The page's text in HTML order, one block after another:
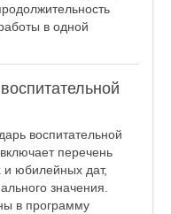
в одной
воспитательной
перечень
и юбилейных дат,
значения.
в программу